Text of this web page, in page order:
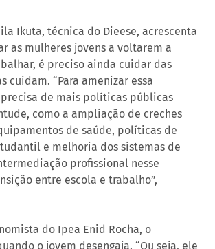
Ikuta, técnica do Dieese, acrescenta
as mulheres jovens a voltarem a
é preciso ainda cuidar das
cuidam. “Para amenizar essa
de mais políticas públicas
como a ampliação de creches
de saúde, políticas de
e melhoria dos sistemas de
profissional nesse
entre escola e trabalho”,
do Ipea Enid Rocha, o
o jovem desengaja. “Ou seja, ele